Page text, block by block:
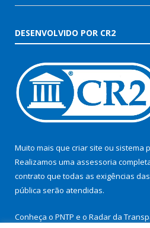
DESENVOLVIDO POR CR2
Muito mais que criar site ou sistema
Realizamos uma assessoria
contrato que todas as exigências das
pública serão atendidas.
Conheça o PNTP e o Radar da